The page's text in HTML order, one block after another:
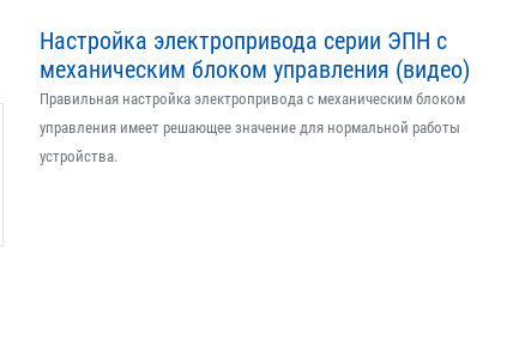
Настройка электропривода серии ЭПН с
механическим блоком управления (видео)
Правильная настройка электропривода с механическим блоком
управления имеет решающее значение для нормальной работы
устройства.